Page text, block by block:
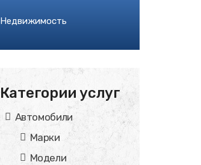
Недвижимость
Категории услуг
Автомобили
Марки
Модели